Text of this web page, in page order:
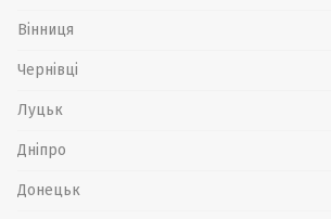
Вінниця
Чернівці
Луцьк
Дніпро
Донецьк